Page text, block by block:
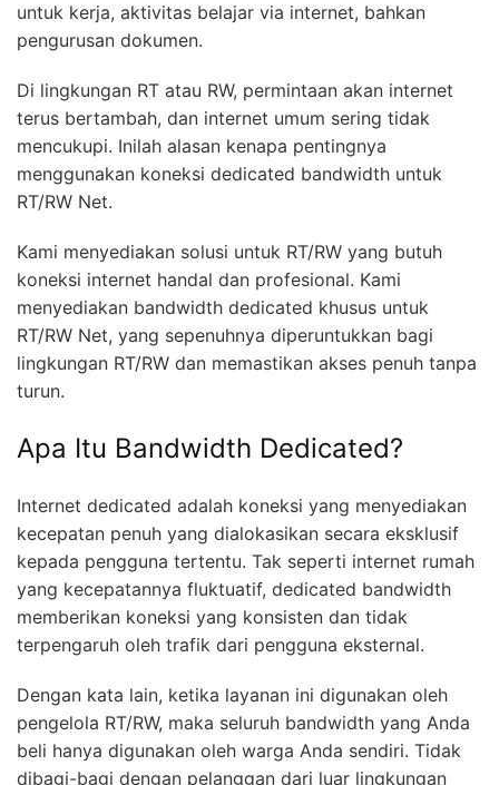
untuk kerja, aktivitas belajar via internet, bahkan
pengurusan dokumen.
Di lingkungan RT atau RW, permintaan akan internet
terus bertambah, dan internet umum sering tidak
mencukupi. Inilah alasan kenapa pentingnya
menggunakan koneksi dedicated bandwidth untuk
RT/RW Net.
Kami menyediakan solusi untuk RT/RW yang butuh
koneksi internet handal dan profesional. Kami
menyediakan bandwidth dedicated khusus untuk
RT/RW Net, yang sepenuhnya diperuntukkan bagi
lingkungan RT/RW dan memastikan akses penuh tanpa
turun.
Apa Itu Bandwidth Dedicated?
Internet dedicated adalah koneksi yang menyediakan
kecepatan penuh yang dialokasikan secara eksklusif
kepada pengguna tertentu. Tak seperti internet rumah
yang kecepatannya fluktuatif, dedicated bandwidth
memberikan koneksi yang konsisten dan tidak
terpengaruh oleh trafik dari pengguna eksternal.
Dengan kata lain, ketika layanan ini digunakan oleh
pengelola RT/RW, maka seluruh bandwidth yang Anda
beli hanya digunakan oleh warga Anda sendiri. Tidak
dibagi-bagi dengan pelanggan dari luar lingkungan